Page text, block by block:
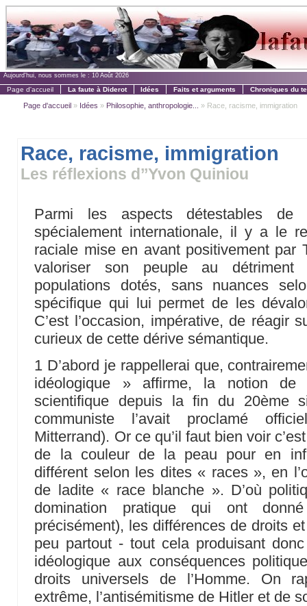
Aujourd'hui, nous sommes le : 10 Août 2026
Page d'accueil La faute à Diderot Idées Faits et arguments Chroniques du
Page d'accueil » Idées » Philosophie, anthropologie... » Race, racisme, immigration
Race, racisme, immigration
Les réflexions d’’Yvon Quiniou
Parmi les aspects détestables de
spécialement internationale, il y a le
raciale mise en avant positivement par
valoriser son peuple au
populations dotés, sans nuances
spécifique qui lui permet de les
C’est l’occasion, impérative, de réagir
curieux de cette dérive sémantique.
1 D’abord je rappellerai que,
idéologique » affirme, la notion
scientifique depuis la fin du 20ème
communiste l’avait proclamé
Mitterrand). Or ce qu’il faut bien voir
de la couleur de la peau pour en
différent selon les dites « races », en
de ladite « race blanche ». D’où
domination pratique qui ont
précisément), les différences de droits
peu partout - tout cela produisant
idéologique aux conséquences
droits universels de l’Homme. On
extrême, l’antisémitisme de Hitler et de